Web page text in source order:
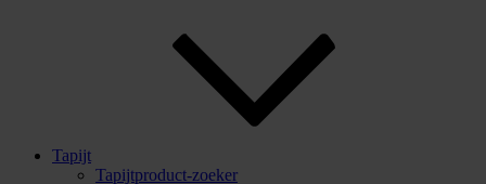
Tapijt
Tapijtproduct-zoeker